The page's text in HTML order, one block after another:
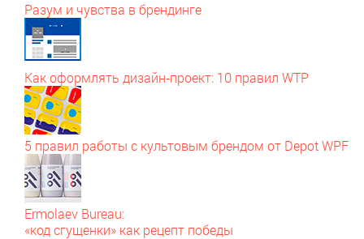
Разум и чувства в брендинге
Как оформлять дизайн‑проект: 10 правил WTP
5 правил работы с культовым брендом от Depot WPF
Ermolaev Bureau:
«код сгущенки» как рецепт победы